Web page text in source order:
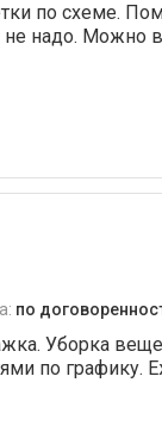
по схеме.
не надо. Можно
по
Уборка
по графику.